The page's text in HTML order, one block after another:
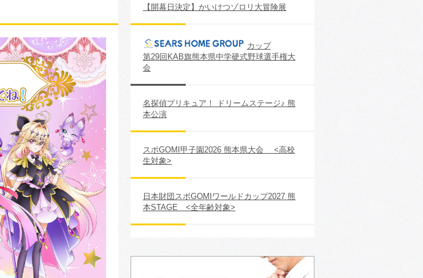
【開幕日決定】かいけつゾロリ大冒険展
カップ
第29回KAB旗熊本県中学硬式野球選手権大
会
名探偵プリキュア！ ドリームステージ♪ 熊
本公演
スポGOMI甲子園2026 熊本県大会 <高校
生対象>
日本財団スポGOMIワールドカップ2027 熊
本STAGE <全年齢対象>